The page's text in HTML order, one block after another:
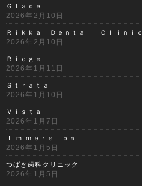
Ｇｌａｄｅ
2026年2月10日
Ｒｉｋｋａ Ｄｅｎｔａｌ Ｃｌｉｎｉｃ
2026年2月10日
Ｒｉｄｇｅ
2026年1月11日
Ｓｔｒａｔａ
2026年1月10日
Ｖｉｓｔａ
2026年1月7日
Ｉ ｍ ｍｅｒｓｉｏｎ
2026年1月5日
つばき歯科クリニック
2026年1月5日